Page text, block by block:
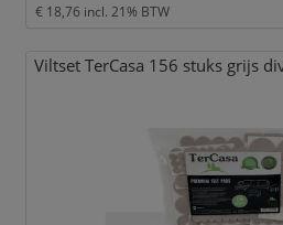
€ 18,76 incl. 21% BTW
Viltset TerCasa 156 stuks grijs